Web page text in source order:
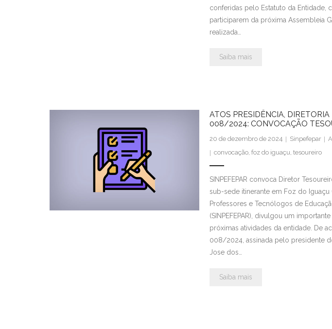
conferidas pelo Estatuto da Entidade,
participarem da próxima Assembleia
realizada…
Saiba mais
ATOS PRESIDÊNCIA,
008/2024: CONVOCAÇÃO
20 de dezembro de 2024 Sinpefepar
convocação ,foz do iguaçu ,tesoureiro
SINPEFEPAR convoca Diretor
sub-sede itinerante em Foz do Iguaçu
Professores e Tecnólogos de
(SINPEFEPAR), divulgou um
próximas atividades da entidade. De
008/2024, assinada pelo presidente
Jose dos…
Saiba mais